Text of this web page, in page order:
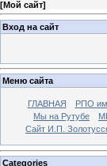
[Мой сайт]
Вход на сайт
Меню сайта
ГЛАВНАЯ РПО
Мы на Рутубе
Сайт И.П.
Categories